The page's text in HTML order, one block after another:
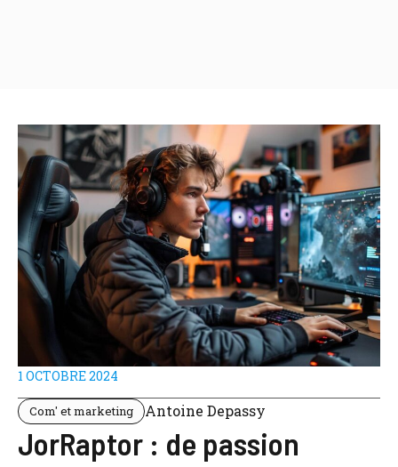
1 OCTOBRE 2024
Com' et marketing Antoine Depassy
JorRaptor : de passion